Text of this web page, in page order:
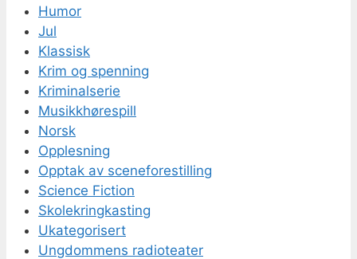
Humor
Jul
Klassisk
Krim og spenning
Kriminalserie
Musikkhørespill
Norsk
Opplesning
Opptak av sceneforestilling
Science Fiction
Skolekringkasting
Ukategorisert
Ungdommens radioteater